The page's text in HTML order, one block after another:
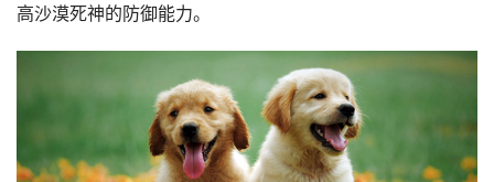
高沙漠死神的防御能力。